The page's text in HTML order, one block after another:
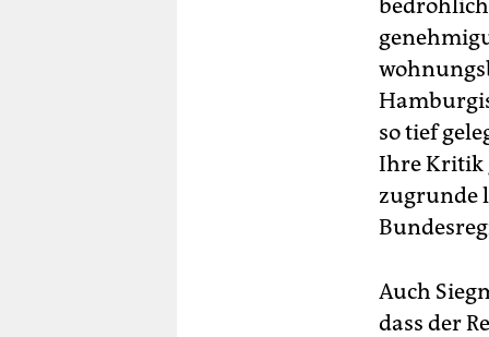
so tief
Ihre Kritik
zugrunde
Auch
dass der